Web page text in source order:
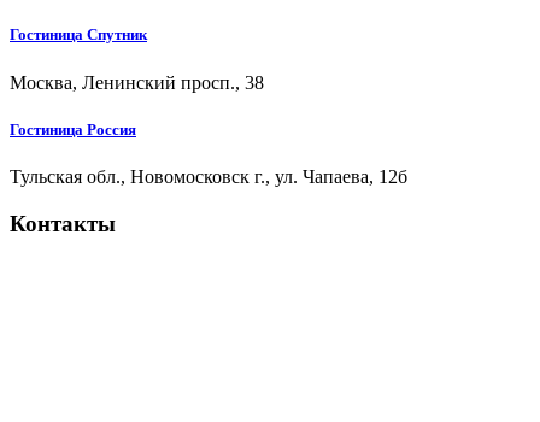
Гостиница Спутник
Москва, Ленинский просп., 38
Гостиница Россия
Тульская обл., Новомосковск г., ул. Чапаева, 12б
Контакты